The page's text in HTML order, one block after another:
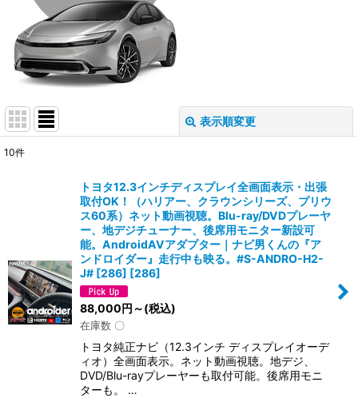
表示順変更
絞り込む
10件
トヨタ12.3インチディスプレイ全画面表示・出張
取付OK！（ハリアー、クラウンシリーズ、プリウ
ス60系）ネット動画視聴。Blu-ray/DVDプレーヤ
ー、地デジチューナー、後席用モニター新設可
能。AndroidAVアダプター｜ナビ男くんの『ア
ンドロイダー』走行中も映る。#S-ANDRO-H2-
J# [286] [286]
88,000円 ～(税込)
在庫数 〇
トヨタ純正ナビ（12.3インチ ディスプレイオーデ
ィオ）全画面表示。ネット動画視聴。地デジ、
DVD/Blu-rayプレーヤーも取付可能。後席用モニ
ターも。 …